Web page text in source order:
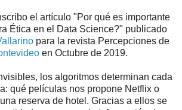
el artículo "Por qué es importante
Ética en el Data Science?" publicado
para la revista Percepciones de
en Octubre de 2019.
los algoritmos determinan cada
qué películas nos propone Netflix o
reserva de hotel. Gracias a ellos se